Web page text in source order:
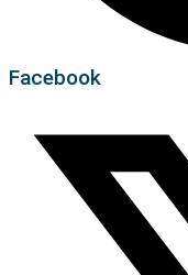
Facebook